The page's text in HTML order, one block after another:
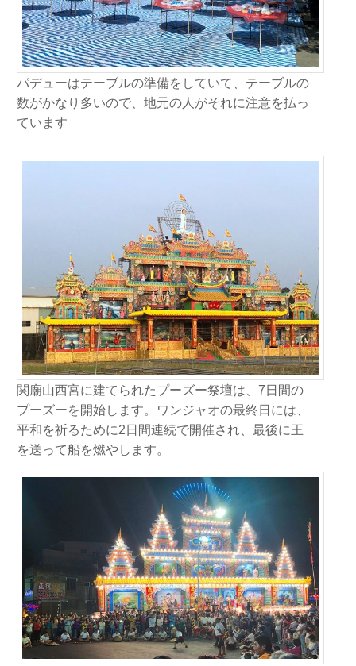
パデューはテーブルの準備をしていて、テーブルの
数がかなり多いので、地元の人がそれに注意を払っ
ています
関廟山西宮に建てられたプーズー祭壇は、7日間の
プーズーを開始します。ワンジャオの最終日には、
平和を祈るために2日間連続で開催され、最後に王
を送って船を燃やします。